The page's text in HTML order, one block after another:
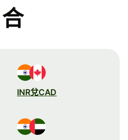
合
INR兌CAD